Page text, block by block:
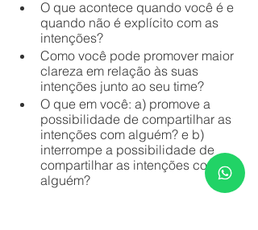
O que acontece quando você é e
quando não é explícito com as
intenções?
Como você pode promover maior
clareza em relação às suas
intenções junto ao seu time?
O que em você: a) promove a
possibilidade de compartilhar as
intenções com alguém? e b)
interrompe a possibilidade de
compartilhar as intenções com
alguém?